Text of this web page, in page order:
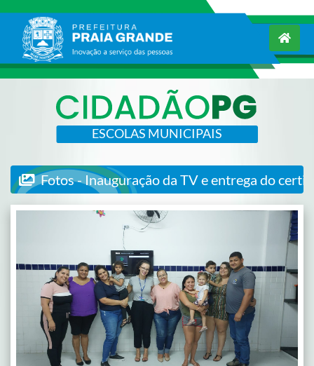
ESCOLAS MUNICIPAIS
Fotos - Inauguração da TV e entrega do